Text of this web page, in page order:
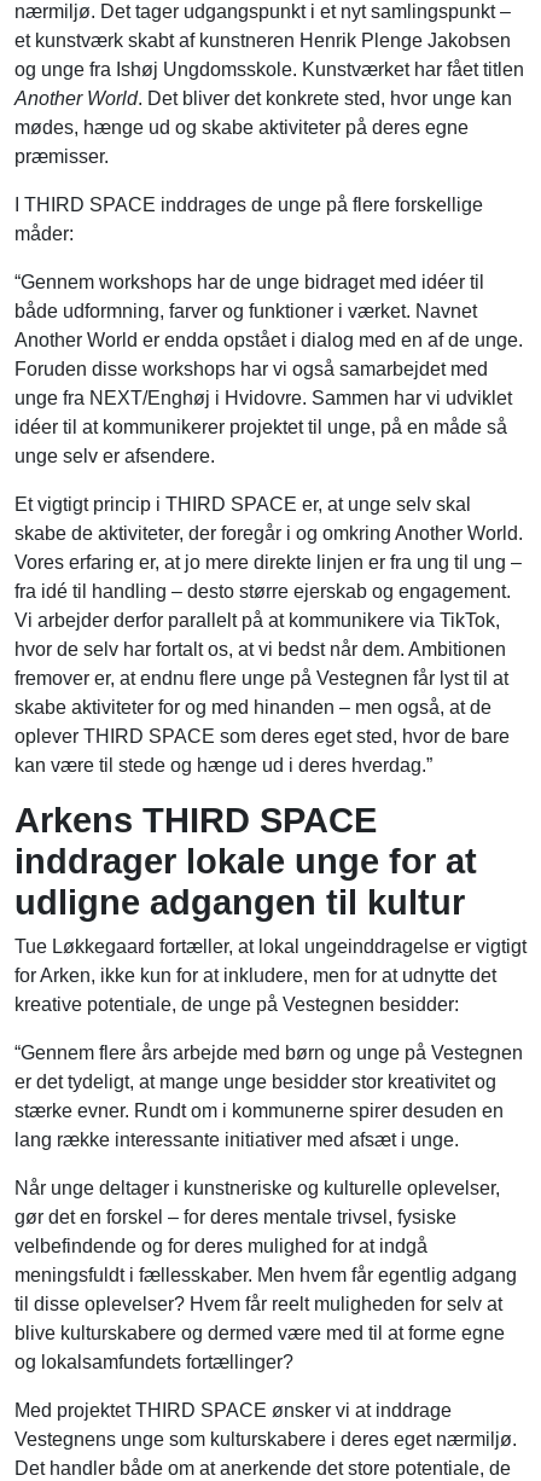
nærmiljø. Det tager udgangspunkt i et nyt samlingspunkt –
et kunstværk skabt af kunstneren Henrik Plenge Jakobsen
og unge fra Ishøj Ungdomsskole. Kunstværket har fået titlen
Another World. Det bliver det konkrete sted, hvor unge kan
mødes, hænge ud og skabe aktiviteter på deres egne
præmisser.
I THIRD SPACE inddrages de unge på flere forskellige
måder:
“Gennem workshops har de unge bidraget med idéer til
både udformning, farver og funktioner i værket. Navnet
Another World er endda opstået i dialog med en af de unge.
Foruden disse workshops har vi også samarbejdet med
unge fra NEXT/Enghøj i Hvidovre. Sammen har vi udviklet
idéer til at kommunikerer projektet til unge, på en måde så
unge selv er afsendere.
Et vigtigt princip i THIRD SPACE er, at unge selv skal
skabe de aktiviteter, der foregår i og omkring Another World.
Vores erfaring er, at jo mere direkte linjen er fra ung til ung –
fra idé til handling – desto større ejerskab og engagement.
Vi arbejder derfor parallelt på at kommunikere via TikTok,
hvor de selv har fortalt os, at vi bedst når dem. Ambitionen
fremover er, at endnu flere unge på Vestegnen får lyst til at
skabe aktiviteter for og med hinanden – men også, at de
oplever THIRD SPACE som deres eget sted, hvor de bare
kan være til stede og hænge ud i deres hverdag.”
Arkens THIRD SPACE
inddrager lokale unge for at
udligne adgangen til kultur
Tue Løkkegaard fortæller, at lokal ungeinddragelse er vigtigt
for Arken, ikke kun for at inkludere, men for at udnytte det
kreative potentiale, de unge på Vestegnen besidder:
“Gennem flere års arbejde med børn og unge på Vestegnen
er det tydeligt, at mange unge besidder stor kreativitet og
stærke evner. Rundt om i kommunerne spirer desuden en
lang række interessante initiativer med afsæt i unge.
Når unge deltager i kunstneriske og kulturelle oplevelser,
gør det en forskel – for deres mentale trivsel, fysiske
velbefindende og for deres mulighed for at indgå
meningsfuldt i fællesskaber. Men hvem får egentlig adgang
til disse oplevelser? Hvem får reelt muligheden for selv at
blive kulturskabere og dermed være med til at forme egne
og lokalsamfundets fortællinger?
Med projektet THIRD SPACE ønsker vi at inddrage
Vestegnens unge som kulturskabere i deres eget nærmiljø.
Det handler både om at anerkende det store potentiale, de